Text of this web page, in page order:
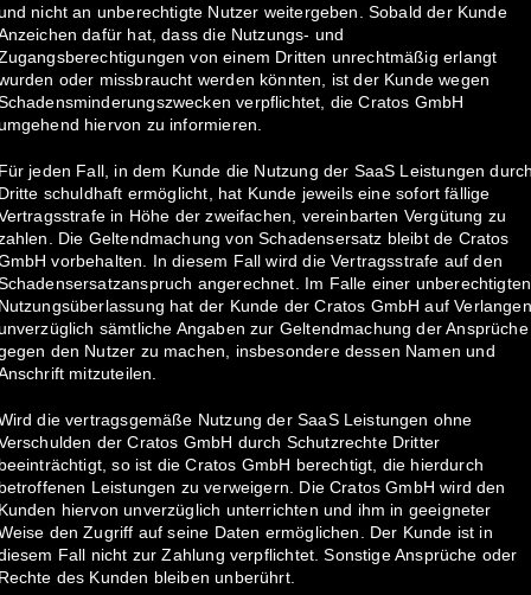
nicht an unberechtigte Nutzer weitergeben. Sobald der Kunde
dafür hat, dass die Nutzungs- und
von einem Dritten unrechtmäßig erlangt
oder missbraucht werden könnten, ist der Kunde wegen
verpflichtet, die Cratos GmbH
hiervon zu informieren.
jeden Fall, in dem Kunde die Nutzung der SaaS Leistungen
schuldhaft ermöglicht, hat Kunde jeweils eine sofort fällige
in Höhe der zweifachen, vereinbarten Vergütung zu
Die Geltendmachung von Schadensersatz bleibt de Cratos
vorbehalten. In diesem Fall wird die Vertragsstrafe auf den
angerechnet. Im Falle einer unberechtigten
hat der Kunde der Cratos GmbH auf Verlangen
sämtliche Angaben zur Geltendmachung der Ansprüche
den Nutzer zu machen, insbesondere dessen Namen und
mitzuteilen.
die vertragsgemäße Nutzung der SaaS Leistungen ohne
der Cratos GmbH durch Schutzrechte Dritter
so ist die Cratos GmbH berechtigt, die hierdurch
Leistungen zu verweigern. Die Cratos GmbH wird den
hiervon unverzüglich unterrichten und ihm in geeigneter
den Zugriff auf seine Daten ermöglichen. Der Kunde ist in
Fall nicht zur Zahlung verpflichtet. Sonstige Ansprüche oder
des Kunden bleiben unberührt.